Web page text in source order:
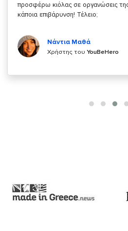
κάτι!
Χρήστης τουYouBeHero